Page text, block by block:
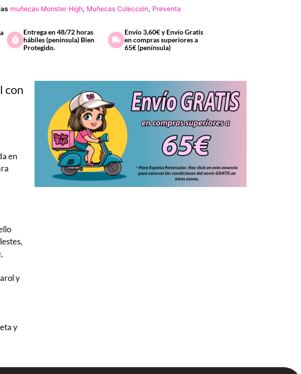
muñecas Monster High, Muñecas Colección, Preventa
Entrega en 48/72 horas
hábiles (península) Bien
Protegido.
Envío 3,60€ y Envío Gratis
en compras superiores a
65€ (península)
con
en
y
y